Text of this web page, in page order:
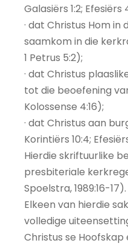
Galasiërs 1:2;
· dat Christus Hom
saamkom in die
1 Petrus 5:2);
· dat Christus
tot die beoefening
Kolossense 4:16);
· dat Christus aan
Korintiërs 10:4;
Hierdie skriftuurlike
presbiteriale
Spoelstra, 1989:16-17).
Elkeen van hierdie
volledige
Christus se Hoofskap